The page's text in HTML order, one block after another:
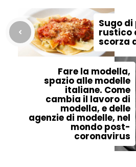
Sugo
rustico
scorza
Fare la modella,
spazio alle modelle
italiane. Come
cambia il lavoro di
modella, e delle
agenzie di modelle, nel
mondo post-
coronavirus